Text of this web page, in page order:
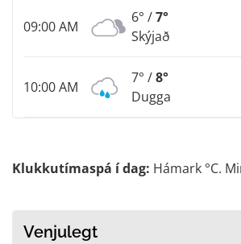
09:00 AM
6° /7°
Skýjað
10:00 AM
7° /8°
Dugga
Klukkutímaspá í dag: Hámark °C.
Venjulegt